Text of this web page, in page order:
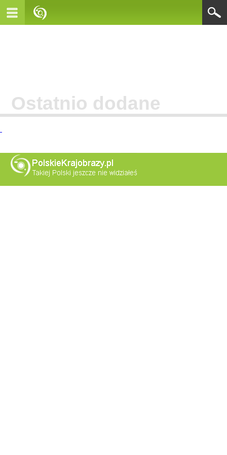
Ostatnio dodane